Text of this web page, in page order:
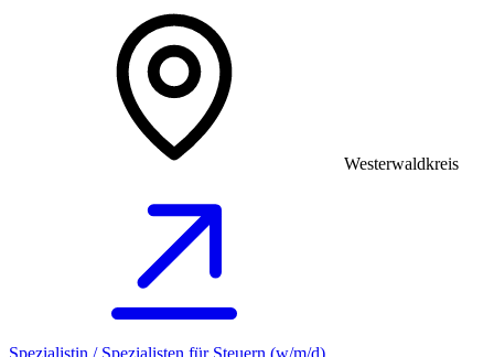
Westerwaldkreis